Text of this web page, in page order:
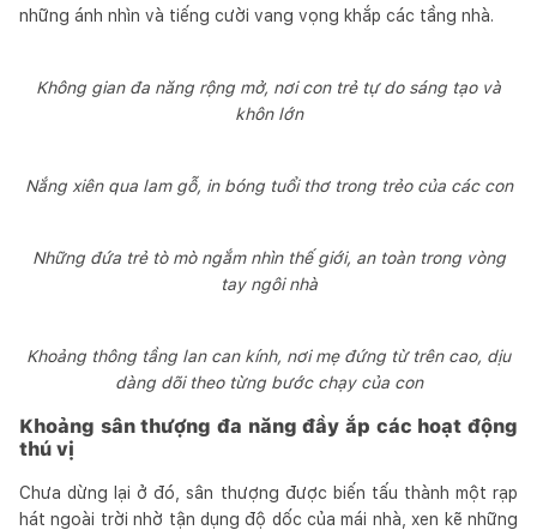
những ánh nhìn và tiếng cười vang vọng khắp các tầng nhà.
Không gian đa năng rộng mở, nơi con trẻ tự do sáng tạo và
khôn lớn
Nắng xiên qua lam gỗ, in bóng tuổi thơ trong trẻo của các con
Những đứa trẻ tò mò ngắm nhìn thế giới, an toàn trong vòng
tay ngôi nhà
Khoảng thông tầng lan can kính, nơi mẹ đứng từ trên cao, dịu
dàng dõi theo từng bước chạy của con
Khoảng sân thượng đa năng đầy ắp các hoạt động
thú vị
Chưa dừng lại ở đó, sân thượng được biến tấu thành một rạp
hát ngoài trời nhờ tận dụng độ dốc của mái nhà, xen kẽ những